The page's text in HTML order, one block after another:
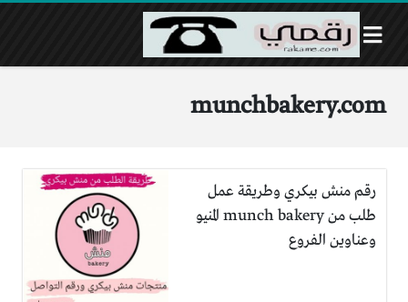
munchbakery.com
رقم منش بيكري وطريقة عمل
طلب من munch bakery المنيو
وعناوين الفروع